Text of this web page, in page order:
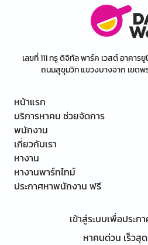
เลขที่ 111 ทรู ดิจิทัล พาร์ค เวสต์ อาคา
ถนนสุขุมวิท แขวงบางจาก เขตพ
หน้าแรก
บริการหาคน ช่วยจัดการ
พนักงาน
เกี่ยวกับเรา
หางาน
หางานพาร์ทไทม์
ประกาศหาพนักงาน ฟรี
เข้าสู่ระบบเพื่อประก
หาคนด่วน เร็วสุด